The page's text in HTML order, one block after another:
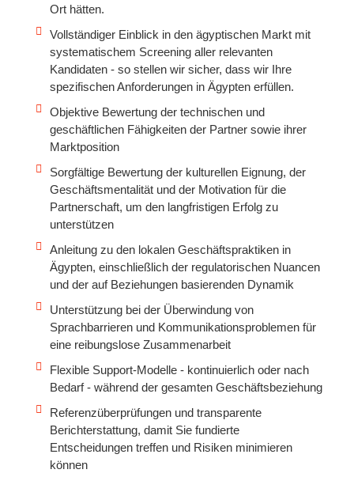
Ort hätten.
Vollständiger Einblick in den ägyptischen Markt mit
systematischem Screening aller relevanten
Kandidaten - so stellen wir sicher, dass wir Ihre
spezifischen Anforderungen in Ägypten erfüllen.
Objektive Bewertung der technischen und
geschäftlichen Fähigkeiten der Partner sowie ihrer
Marktposition
Sorgfältige Bewertung der kulturellen Eignung, der
Geschäftsmentalität und der Motivation für die
Partnerschaft, um den langfristigen Erfolg zu
unterstützen
Anleitung zu den lokalen Geschäftspraktiken in
Ägypten, einschließlich der regulatorischen Nuancen
und der auf Beziehungen basierenden Dynamik
Unterstützung bei der Überwindung von
Sprachbarrieren und Kommunikationsproblemen für
eine reibungslose Zusammenarbeit
Flexible Support-Modelle - kontinuierlich oder nach
Bedarf - während der gesamten Geschäftsbeziehung
Referenzüberprüfungen und transparente
Berichterstattung, damit Sie fundierte
Entscheidungen treffen und Risiken minimieren
können